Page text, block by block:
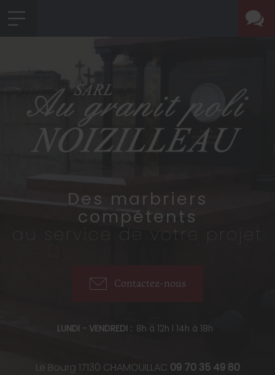
Des marbriers
compétents
au service de votre projet
Le Bourg 17130 CHAMOUILLAC 09 70 35 49 80
LUNDI - VENDREDI : 8h à 12h l 14h à 18h
Contactez-nous